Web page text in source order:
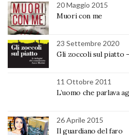
20 Maggio 2015
Muori con me
23 Settembre 2020
Gli zoccoli sul piatto
11 Ottobre 2011
L’uomo che parlava
26 Aprile 2015
Il guardiano del faro